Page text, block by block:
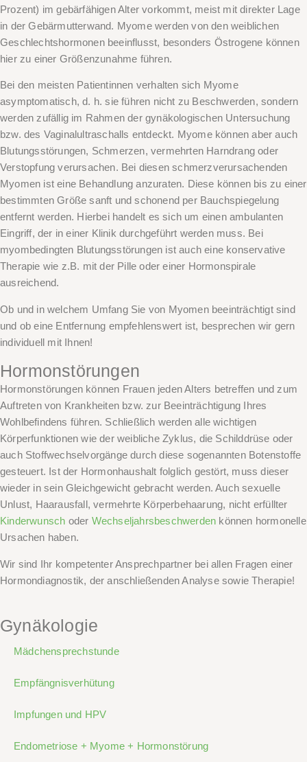
Prozent) im gebärfähigen Alter vorkommt, meist mit direkter Lage
in der Gebärmutterwand. Myome werden von den weiblichen
Geschlechtshormonen beeinflusst, besonders Östrogene können
hier zu einer Größenzunahme führen.
Bei den meisten Patientinnen verhalten sich Myome
asymptomatisch, d. h. sie führen nicht zu Beschwerden, sondern
werden zufällig im Rahmen der gynäkologischen Untersuchung
bzw. des Vaginalultraschalls entdeckt. Myome können aber auch
Blutungsstörungen, Schmerzen, vermehrten Harndrang oder
Verstopfung verursachen. Bei diesen schmerzverursachenden
Myomen ist eine Behandlung anzuraten. Diese können bis zu einer
bestimmten Größe sanft und schonend per Bauchspiegelung
entfernt werden. Hierbei handelt es sich um einen ambulanten
Eingriff, der in einer Klinik durchgeführt werden muss. Bei
myombedingten Blutungsstörungen ist auch eine konservative
Therapie wie z.B. mit der Pille oder einer Hormonspirale
ausreichend.
Ob und in welchem Umfang Sie von Myomen beeinträchtigt sind
und ob eine Entfernung empfehlenswert ist, besprechen wir gern
individuell mit Ihnen!
Hormonstörungen
Hormonstörungen können Frauen jeden Alters betreffen und zum
Auftreten von Krankheiten bzw. zur Beeinträchtigung Ihres
Wohlbefindens führen. Schließlich werden alle wichtigen
Körperfunktionen wie der weibliche Zyklus, die Schilddrüse oder
auch Stoffwechselvorgänge durch diese sogenannten Botenstoffe
gesteuert. Ist der Hormonhaushalt folglich gestört, muss dieser
wieder in sein Gleichgewicht gebracht werden. Auch sexuelle
Unlust, Haarausfall, vermehrte Körperbehaarung, nicht erfüllter
Kinderwunsch oder Wechseljahrsbeschwerden können hormonelle
Ursachen haben.
Wir sind Ihr kompetenter Ansprechpartner bei allen Fragen einer
Hormondiagnostik, der anschließenden Analyse sowie Therapie!
Gynäkologie
Mädchensprechstunde
Empfängnisverhütung
Impfungen und HPV
Endometriose + Myome + Hormonstörung